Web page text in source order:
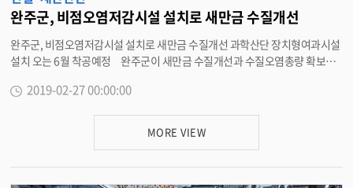
완주군, 비점오염저감시설 설치로 새만금 수질개선
완주군, 비점오염저감시설 설치로 새만금 수질개선 과학산단 장치형여과시설
설치 오는 6월 착공예정 완주군이 새만금 수질개선과 수질오염총량 확보를
르면 과학산단 비점오염저감시설 설치는 과학산단과 그 주변지역의 배수면적
하는 사업으로 사업비 60억원(국비42억, 군비18억)이 투입된다. 군은 올해 6
2019-02-27 00:00:00
MORE VIEW